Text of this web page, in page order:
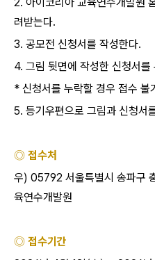
려받는다.
3. 공모전 신청서를 작성한다.
4. 그림 뒷면에 작성한 신청서를
* 신청서를 누락할 경우 접수 불
5. 등기우편으로 그림과 신청서
◎ 접수처
우) 05792 서울특별시 송파구
육연수개발원
◎ 접수기간